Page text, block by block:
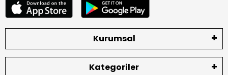
Kurumsal
Kategoriler